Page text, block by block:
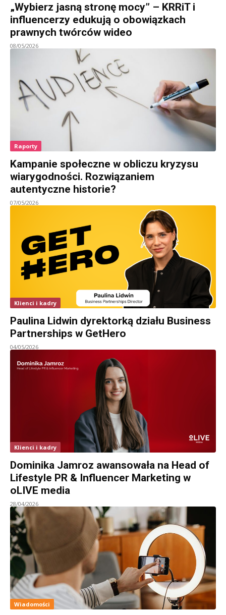
„Wybierz jasną stronę mocy” – KRRiT i
influencerzy edukują o obowiązkach
prawnych twórców wideo
08/05/2026
Raporty
Kampanie społeczne w obliczu kryzysu
wiarygodności. Rozwiązaniem
autentyczne historie?
07/05/2026
Klienci i kadry
Paulina Lidwin dyrektorką działu Business
Partnerships w GetHero
04/05/2026
Klienci i kadry
Dominika Jamroz awansowała na Head of
Lifestyle PR & Influencer Marketing w
oLIVE media
28/04/2026
Wiadomości